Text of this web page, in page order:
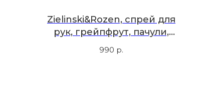
Zielinski&Rozen, спрей для
рук, грейпфрут, пачули,
белая роза, 50 мл
990 р.